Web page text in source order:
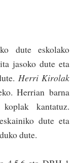
dute eskolako
jasoko dute eta
Herri Kirolak
He­rrian barna
kantatuz.
dute eta
dute.